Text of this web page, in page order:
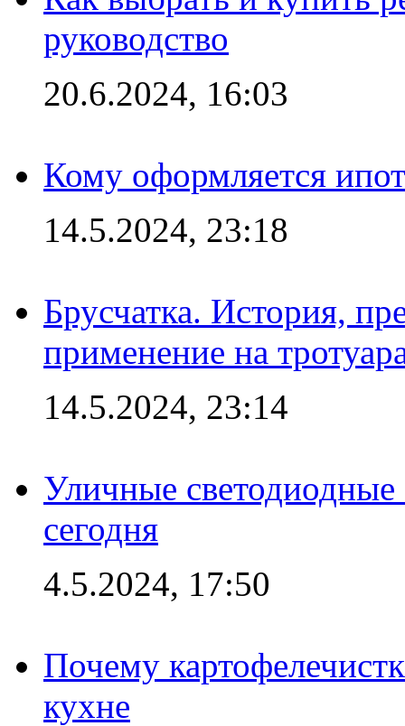
руководство
20.6.2024, 16:03
Кому оформляется
14.5.2024, 23:18
Брусчатка. История,
применение на
14.5.2024, 23:14
Уличные
сегодня
4.5.2024, 17:50
Почему
кухне